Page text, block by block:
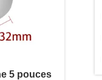
5 pouces